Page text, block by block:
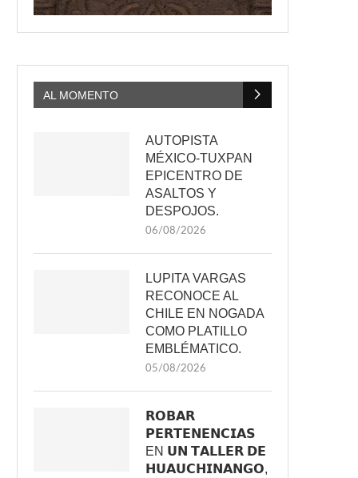
AL MOMENTO
AUTOPISTA
MÉXICO-TUXPAN
EPICENTRO DE
ASALTOS Y
DESPOJOS.
06/08/2026
LUPITA VARGAS
RECONOCE AL
CHILE EN NOGADA
COMO PLATILLO
EMBLÉMATICO.
05/08/2026
𝗥𝗢𝗕𝗔𝗥
𝗣𝗘𝗥𝗧𝗘𝗡𝗘𝗡𝗖𝗜𝗔𝗦
EN 𝗨𝗡 𝗧𝗔𝗟𝗟𝗘𝗥 𝗗𝗘
𝗛𝗨𝗔𝗨𝗖𝗛𝗜𝗡𝗔𝗡𝗚𝗢,